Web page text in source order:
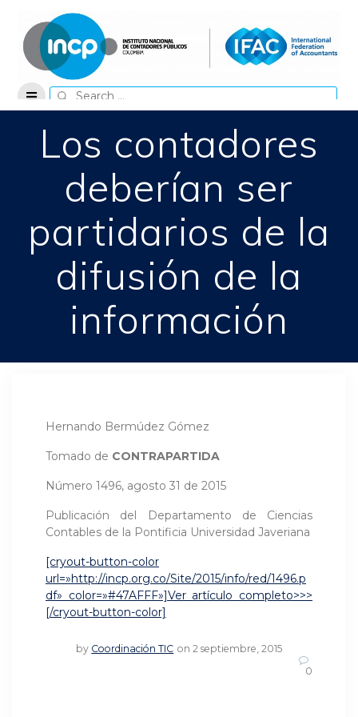
content
Search
for:
Los contadores
deberían ser
partidarios de la
difusión de la
información
Hernando Bermúdez Gómez
Tomado de CONTRAPARTIDA
Número 1496, agosto 31 de 2015
Publicación del Departamento de Ciencias
Contables de la Pontificia Universidad Javeriana
[cryout-button-color
url=»http://incp.org.co/Site/2015/info/red/1496.p
df» color=»#47AFFF»]Ver artículo completo>>>
[/cryout-button-color]
by Coordinación TIC on 2 septiembre, 2015
0